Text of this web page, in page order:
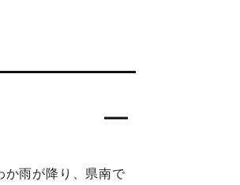
か雨が降り、県南で